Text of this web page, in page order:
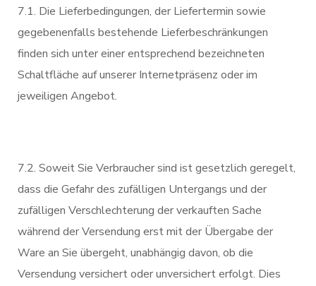
7.1. Die Lieferbedingungen, der Liefertermin sowie
gegebenenfalls bestehende Lieferbeschränkungen
finden sich unter einer entsprechend bezeichneten
Schaltfläche auf unserer Internetpräsenz oder im
jeweiligen Angebot.
7.2. Soweit Sie Verbraucher sind ist gesetzlich geregelt,
dass die Gefahr des zufälligen Untergangs und der
zufälligen Verschlechterung der verkauften Sache
während der Versendung erst mit der Übergabe der
Ware an Sie übergeht, unabhängig davon, ob die
Versendung versichert oder unversichert erfolgt. Dies